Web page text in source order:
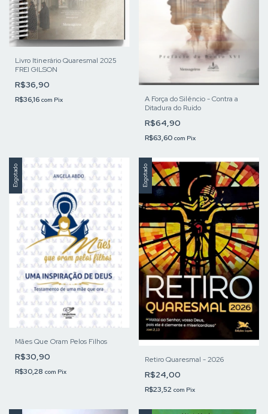
Livro Itinerário Quaresmal 2025
FREI GILSON
R$36,90
R$36,16 com Pix
A Força do Silêncio - Contra a
Ditadura do Ruído
R$64,90
R$63,60 com Pix
Esgotado
Mães Que Oram Pelos Filhos
R$30,90
R$30,28 com Pix
Esgotado
Retiro Quaresmal - 2026
R$24,00
R$23,52 com Pix